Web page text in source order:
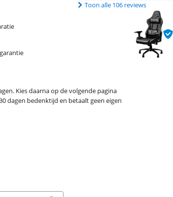
Toon alle 106 reviews
Kies daarna op de volgende pagina
dagen bedenktijd en betaalt geen eigen